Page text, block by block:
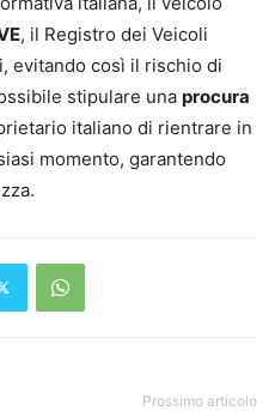
, il Registro dei Veicoli
evitando così il rischio di
stipulare una procura
italiano di rientrare in
momento, garantendo
Prossimo articolo